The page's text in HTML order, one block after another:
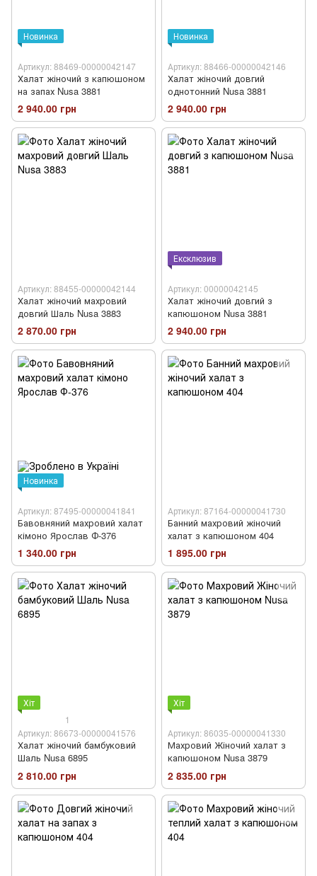
Новинка
Артикул: 88469-00000042147
Халат жіночий з капюшоном
на запах Nusa 3881
2 940.00 грн
Новинка
Артикул: 88466-00000042146
Халат жіночий довгий
однотонний Nusa 3881
2 940.00 грн
Артикул: 88455-00000042144
Халат жіночий махровий
довгий Шаль Nusa 3883
2 870.00 грн
Ексклюзив
Артикул: 00000042145
Халат жіночий довгий з
капюшоном Nusa 3881
2 940.00 грн
Новинка
Артикул: 87495-00000041841
Бавовняний махровий халат
кімоно Ярослав Ф-376
1 340.00 грн
Артикул: 87164-00000041730
Банний махровий жіночий
халат з капюшоном 404
1 895.00 грн
Хіт
1
Артикул: 86673-00000041576
Халат жіночий бамбуковий
Шаль Nusa 6895
2 810.00 грн
Хіт
Артикул: 86035-00000041330
Махровий Жіночий халат з
капюшоном Nusa 3879
2 835.00 грн